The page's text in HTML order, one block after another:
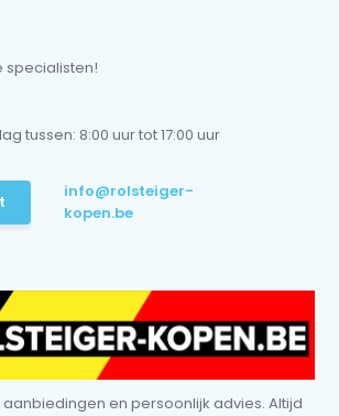
specialisten!
tussen: 8:00 uur tot 17:00 uur
info@rolsteiger-
kopen.be
en persoonlijk advies. Altijd